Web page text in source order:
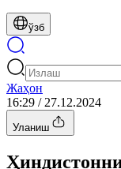
ўзб
Жаҳон
16:29 / 27.12.2024
Уланиш